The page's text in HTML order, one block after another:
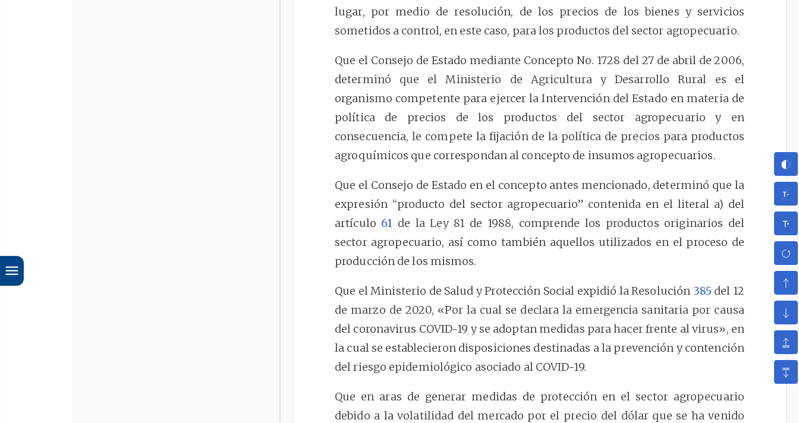
lugar, por medio de resolución, de los precios de los bienes y servicios
sometidos a control, en este caso, para los productos del sector agropecuario.
Que el Consejo de Estado mediante Concepto No. 1728 del 27 de abril de 2006,
determinó que el Ministerio de Agricultura y Desarrollo Rural es el
organismo competente para ejercer la Intervención del Estado en materia de
política de precios de los productos del sector agropecuario y en
consecuencia, le compete la fijación de la política de precios para productos
agroquímicos que correspondan al concepto de insumos agropecuarios.
Que el Consejo de Estado en el concepto antes mencionado, determinó que la
expresión “producto del sector agropecuario” contenida en el literal a) del
artículo 61 de la Ley 81 de 1988, comprende los productos originarios del
sector agropecuario, así como también aquellos utilizados en el proceso de
producción de los mismos.
Que el Ministerio de Salud y Protección Social expidió la Resolución 385 del 12
de marzo de 2020, «Por la cual se declara la emergencia sanitaria por causa
del coronavirus COVID-19 y se adoptan medidas para hacer frente al virus», en
la cual se establecieron disposiciones destinadas a la prevención y contención
del riesgo epidemiológico asociado al COVID-19.
Que en aras de generar medidas de protección en el sector agropecuario
debido a la volatilidad del mercado por el precio del dólar que se ha venido